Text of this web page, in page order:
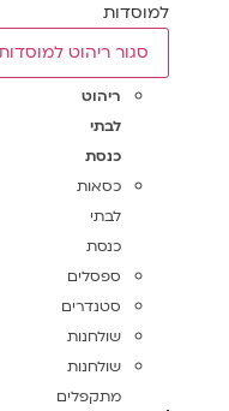
למוסדות
סגור ריהוט למוסדות
ריהוט
לבתי
כנסת
כסאות
לבתי
כנסת
ספסלים
סטנדרים
שולחנות
שולחנות
מתקפלים